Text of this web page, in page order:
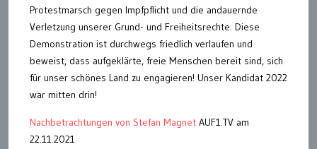
Protestmarsch gegen Impfpflicht und die andauernde
Verletzung unserer Grund- und Freiheitsrechte. Diese
Demonstration ist durchwegs friedlich verlaufen und
beweist, dass aufgeklärte, freie Menschen bereit sind, sich
für unser schönes Land zu engagieren! Unser Kandidat 2022
war mitten drin!
Nachbetrachtungen von Stefan Magnet AUF1.TV am
22.11.2021